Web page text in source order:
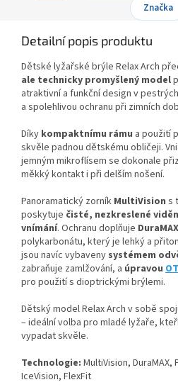
Značka
Detailní popis produktu
Dětské lyžařské brýle Relax Arch
ale technicky promyšlený model
atraktivní a funkční design v
a spolehlivou ochranu při zimních
Díky kompaktnímu rámu a použití
skvěle padnou dětskému obličeji.
jemným mikroflísem se dokonale
měkký kontakt i při delším nošení.
Panoramatický zorník MultiVision s
poskytuje čisté, nezkreslené
vnímání. Ochranu doplňuje DuraMAX
polykarbonátu, který je lehký a
jsou navíc vybaveny systémem
zabraňuje zamlžování, a úpravou
pro použití s dioptrickými brýlemi.
Dětský model Relax Arch v sobě
– ideální volba pro mladé lyžaře,
vypadat skvěle.
Technologie: MultiVision, DuraMAX,
IceVision, FlexFit